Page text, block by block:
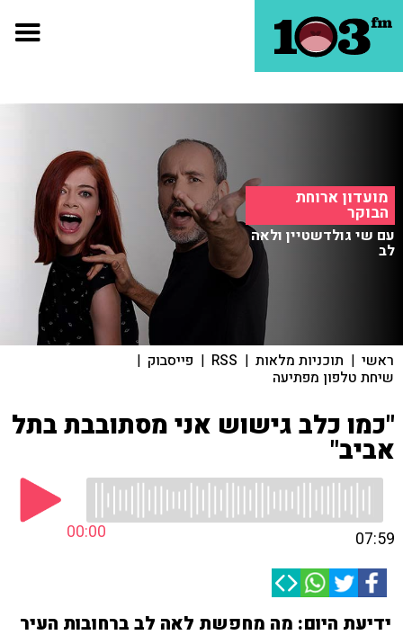
מועדון ארוחת
הבוקר
עם שי גולדשטיין ולאה
לב
ראשי | תוכניות מלאות |
RSS
| פייסבוק |
שיחת טלפון מפתיעה
"כמו כלב גישוש אני מסתובבת בתל
אביב"
00:00 07:59
ידיעת היום: מה מחפשת לאה לב ברחובות העיר